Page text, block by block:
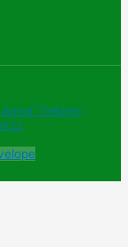
Trebinje |